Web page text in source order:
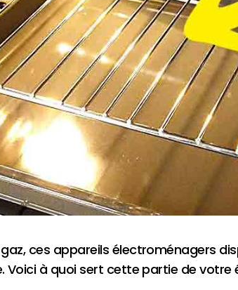
gaz, ces appareils électroménagers
à quoi sert cette partie de votre